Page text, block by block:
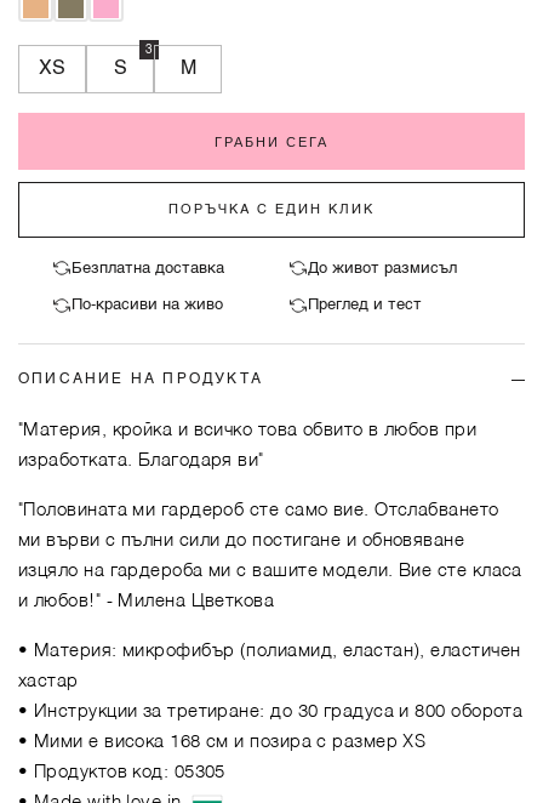
XS S
3
M
ГРАБНИ СЕГА
ПОРЪЧКА С ЕДИН КЛИК
Безплатна доставка До живот размисъл
По-красиви на живо Преглед и тест
ОПИСАНИЕ НА ПРОДУКТА
"Материя, кройка и всичко това обвито в любов при
изработката. Благодаря ви"
"Половината ми гардероб сте само вие. Отслабването
ми върви с пълни сили до постигане и обновяване
изцяло на гардероба ми с вашите модели. Вие сте класа
и любов!" - Милена Цветкова
• Материя: микрофибър (полиамид, еластан), еластичен
хастар
• Инструкции за третиране: до 30 градуса и 800 оборота
• Мими е висока 168 см и позира с размер XS
• Продуктов код: 05305